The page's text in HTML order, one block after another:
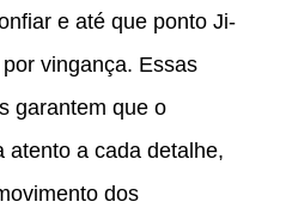
e até que ponto Ji-
vingança. Essas
garantem que o
atento a cada detalhe,
dos